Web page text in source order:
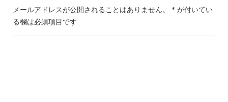
メールアドレスが公開されることはありません。 * が付いてい
る欄は必須項目です